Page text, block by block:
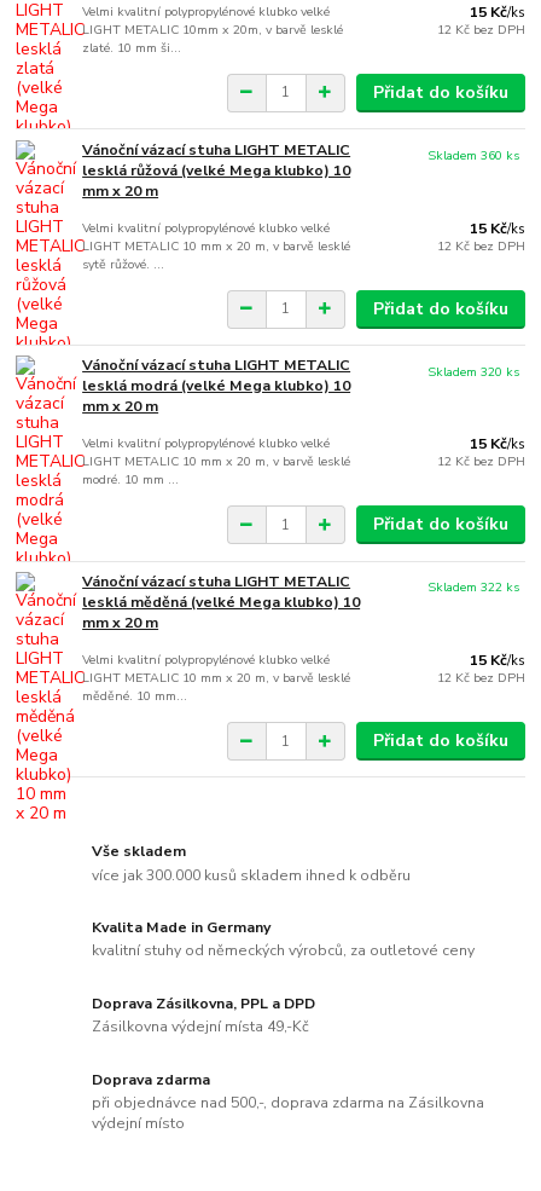
Velmi kvalitní polypropylénové klubko velké
LIGHT METALIC 10mm x 20m, v barvě lesklé
zlaté. 10 mm ši...
15 Kč/ks
12 Kč bez DPH
Přidat do košíku
Vánoční vázací stuha LIGHT METALIC
lesklá růžová (velké Mega klubko) 10
mm x 20 m
Velmi kvalitní polypropylénové klubko velké
LIGHT METALIC 10 mm x 20 m, v barvě lesklé
sytě růžové. ...
15 Kč/ks
12 Kč bez DPH
Skladem 360 ks
Přidat do košíku
Vánoční vázací stuha LIGHT METALIC
lesklá modrá (velké Mega klubko) 10
mm x 20 m
Velmi kvalitní polypropylénové klubko velké
LIGHT METALIC 10 mm x 20 m, v barvě lesklé
modré. 10 mm ...
15 Kč/ks
12 Kč bez DPH
Skladem 320 ks
Přidat do košíku
Vánoční vázací stuha LIGHT METALIC
lesklá měděná (velké Mega klubko) 10
mm x 20 m
Velmi kvalitní polypropylénové klubko velké
LIGHT METALIC 10 mm x 20 m, v barvě lesklé
měděné. 10 mm...
15 Kč/ks
12 Kč bez DPH
Skladem 322 ks
Přidat do košíku
Vše skladem
více jak 300.000 kusů skladem ihned k odběru
Kvalita Made in Germany
kvalitní stuhy od německých výrobců, za outletové ceny
Doprava Zásilkovna, PPL a DPD
Zásilkovna výdejní místa 49,-Kč
Doprava zdarma
při objednávce nad 500,-, doprava zdarma na Zásilkovna
výdejní místo